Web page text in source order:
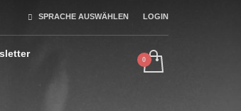
SPRACHE AUSWÄHLEN LOGIN